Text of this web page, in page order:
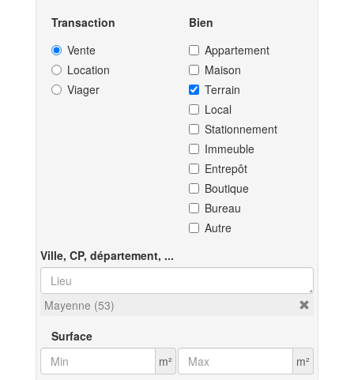
Transaction
Vente
Location
Viager
Bien
Appartement
Maison
Terrain
Local
Stationnement
Immeuble
Entrepôt
Boutique
Bureau
Autre
Ville, CP, département, ...
Mayenne (53)
Surface
m²
m²